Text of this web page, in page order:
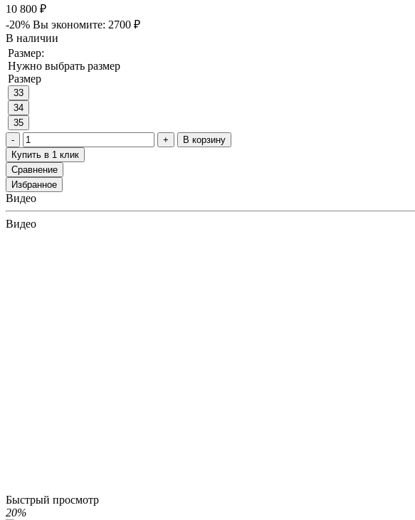
10 800 ₽
-20% Вы экономите: 2700 ₽
В наличии
Размер:
Нужно выбрать размер
Размер
33
34
35
В корзину
Купить в 1 клик
Сравнение
Избранное
Видео
Видео
Быстрый просмотр
20%